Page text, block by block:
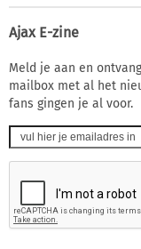
Ajax E-zine
Meld je aan en
mailbox met al het
fans gingen je al voor.